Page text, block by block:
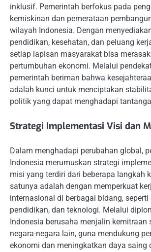
inklusif. Pemerintah berfokus pada
kemiskinan dan pemerataan
wilayah Indonesia. Dengan
pendidikan, kesehatan, dan peluang
setiap lapisan masyarakat bisa
pertumbuhan ekonomi. Melalui
pemerintah beriman bahwa
adalah kunci untuk menciptakan
politik yang dapat menghadapi
Strategi Implementasi Visi dan
Dalam menghadapi perubahan global,
Indonesia merumuskan strategi
misi yang terdiri dari beberapa langkah
satunya adalah dengan memperkuat
internasional di berbagai bidang, seperti
pendidikan, dan teknologi. Melalui
Indonesia berusaha menjalin kemitraan
negara-negara lain, guna mendukung
ekonomi dan meningkatkan daya saing